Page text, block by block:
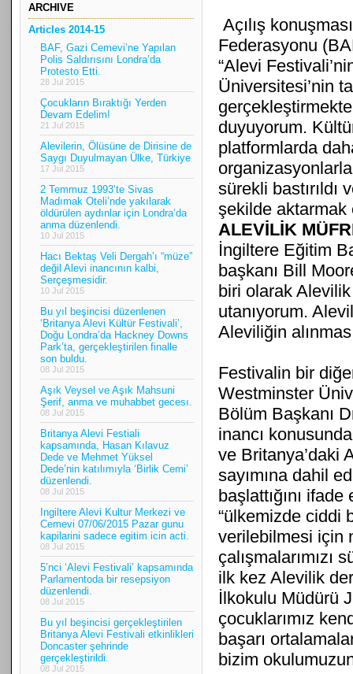
ARCHIVE
Articles 2014-15
BAF, Gazi Cemevi’ne Yapılan
Polis Saldırısını Londra’da
Protesto Etti.
28 Jul 2015
Çocukların Bıraktığı Yerden
Devam Edelim!
21 Jul 2015
Alevilerin, Ölüsüne de Dirisine de
Saygı Duyulmayan Ülke, Türkiye
17 Jul 2015
2 Temmuz 1993’te Sivas
Madımak Oteli’nde yakılarak
öldürülen aydınlar için Londra’da
anma düzenlendi.
10 Jul 2015
Hacı Bektaş Veli Dergah’ı “müze”
değil Alevi inancının kalbi,
Serçeşmesidir.
10 Jul 2015
Bu yıl beşincisi düzenlenen
‘Britanya Alevi Kültür Festivali’,
Doğu Londra’da Hackney Downs
Park’ta, gerçekleştirilen finalle
son buldu.
08 Jul 2015
Aşık Veysel ve Aşık Mahsuni
Şerif, anma ve muhabbet gecesı.
08 Jul 2015
Britanya Alevi Festiali
kapsamında, Hasan Kılavuz
Dede ve Mehmet Yüksel
Dede’nin katılımıyla ‘Birlik Cemi’
düzenlendi.
08 Jul 2015
Ingiltere Alevi Kultur Merkezi ve
Cemevi 07/06/2015 Pazar gunu
kapilarini sadece egitim icin acti.
08 Jul 2015
5’nci ‘Alevi Festivali’ kapsamında
Parlamentoda bir resepsiyon
düzenlendi.
08 Jul 2015
Bu yıl beşincisi gerçekleştirilen
Britanya Alevi Festivali etkinlikleri
Doncaster şehrinde
gerçekleştirildi.
08 Jul 2015
Açılış
Federasyonu
“Alevi
Üniversitesi’nin
duyuyorum.
platformlarda
sürekli bastırıldı
şekilde aktarmak
ALEVİLİK
İngiltere Eğitim
başkanı Bill
biri olarak
utanıyorum.
Aleviliğin
Festivalin bir
Westminster
Bölüm Başkanı
inancı
ve Britanya’daki
sayımına dahil
başlattığını
“ülkemizde ciddi
verilebilmesi için
çalışmalarımızı
ilk kez Alevilik
İlkokulu Müdürü
çocuklarımız
başarı
bizim